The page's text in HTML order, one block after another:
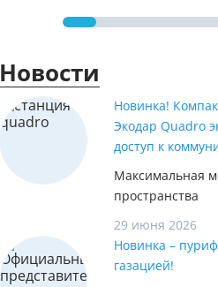
Новости
Новинка!
Экодар Quadro
доступ к
Максимальная
пространства
29 июня 2026
Новинка –
газацией!